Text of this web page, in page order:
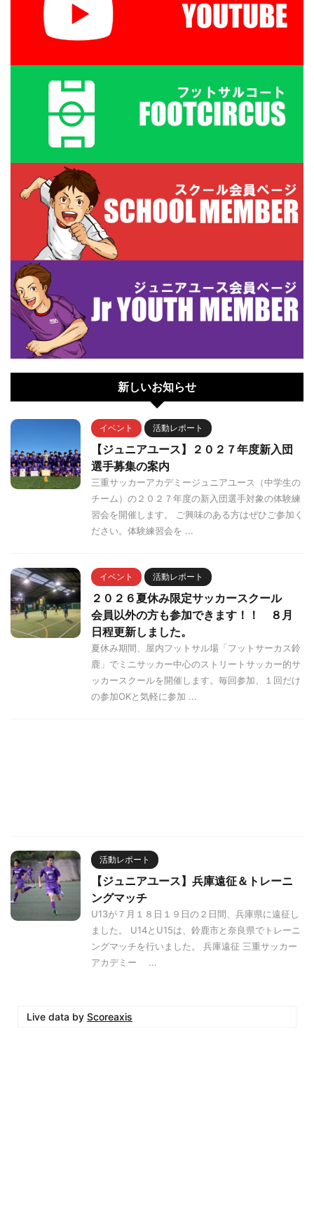
新しいお知らせ
イベント 活動レポート
【ジュニアユース】２０２７年度新入団
選手募集の案内
三重サッカーアカデミージュニアユース（中学生の
チーム）の２０２７年度の新入団選手対象の体験練
習会を開催します。 ご興味のある方はぜひご参加く
ださい。体験練習会を ...
イベント 活動レポート
２０２６夏休み限定サッカースクール
会員以外の方も参加できます！！ ８月
日程更新しました。
夏休み期間、屋内フットサル場「フットサーカス鈴
鹿」でミニサッカー中心のストリートサッカー的サ
ッカースクールを開催します。毎回参加、１回だけ
の参加OKと気軽に参加 ...
活動レポート
【ジュニアユース】兵庫遠征＆トレーニ
ングマッチ
U13が７月１８日１９日の２日間、兵庫県に遠征し
ました。 U14とU15は、鈴鹿市と奈良県でトレーニ
ングマッチを行いました。 兵庫遠征 三重サッカー
アカデミー ...
Live data by Scoreaxis